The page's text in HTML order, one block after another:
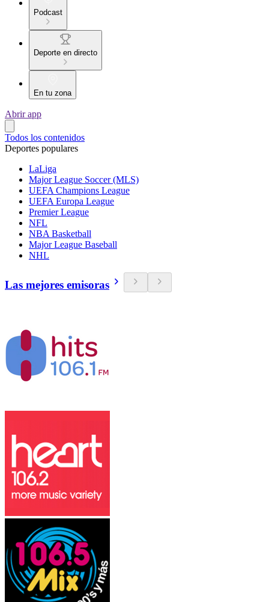
Podcast
Deporte en directo
En tu zona
Abrir app
Todos los contenidos
Deportes populares
LaLiga
Major League Soccer (MLS)
UEFA Champions League
UEFA Europa League
Premier League
NFL
NBA Basketball
Major League Baseball
NHL
Las mejores emisoras